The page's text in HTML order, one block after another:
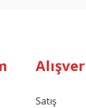
Satış